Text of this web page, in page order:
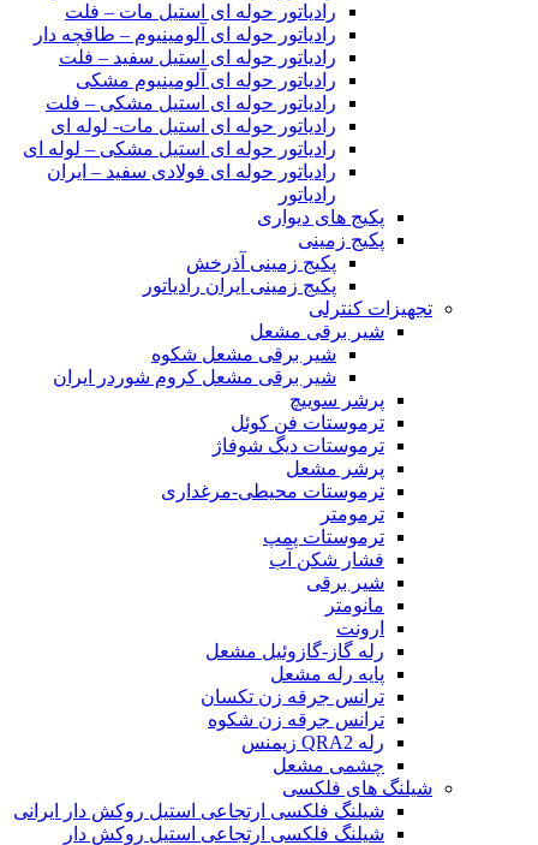
رادیاتور حوله ای استیل مات – فلت
رادیاتور حوله ای آلومینیوم – طاقچه دار
رادیاتور حوله ای استیل سفید – فلت
رادیاتور حوله ای آلومینیوم مشکی
رادیاتور حوله ای استیل مشکی – فلت
رادیاتور حوله ای استیل مات- لوله ای
رادیاتور حوله ای استیل مشکی – لوله ای
رادیاتور حوله ای فولادی سفید – ایران
رادیاتور
پکیج های دیواری
پکیج زمینی
پکیج زمینی آذرخش
پکیج زمینی ایران رادیاتور
تجهیزات کنترلی
شیر برقی مشعل
شیر برقی مشعل شکوه
شیر برقی مشعل کروم شوردر ایران
پرشر سوییچ
ترموستات فن کوئل
ترموستات دیگ شوفاژ
پرشر مشعل
ترموستات محیطی-مرغداری
ترمومتر
ترموستات پمپ
فشار شکن آب
شیر برقی
مانومتر
ارونت
رله گاز-گازوئیل مشعل
پایه رله مشعل
ترانس جرقه زن تکسان
ترانس جرقه زن شکوه
رله QRA2 زیمنس
چشمی مشعل
شیلنگ های فلکسی
شیلنگ فلکسی ارتجاعی استیل روکش دار ایرانی
شیلنگ فلکسی ارتجاعی استیل روکش دار